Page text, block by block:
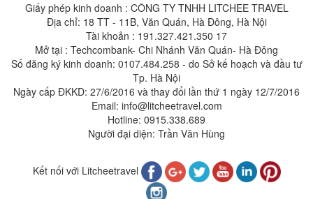
Giấy phép kinh doanh : CÔNG TY TNHH LITCHEE TRAVEL
Địa chỉ: 18 TT - 11B, Văn Quán, Hà Đông, Hà Nội
Tài khoản : 191.327.421.350 17
Mở tại : Techcombank- Chi Nhánh Văn Quán- Hà Đông
Số đăng ký kinh doanh: 0107.484.258 - do Sở kế hoạch và đầu tư
Tp. Hà Nội
Ngày cấp ĐKKD: 27/6/2016 và thay đổi lần thứ 1 ngày 12/7/2016
Email: info@litcheetravel.com
Hotline: 0915.338.689
Người đại diện: Trần Văn Hùng
Kết nối với Litcheetravel